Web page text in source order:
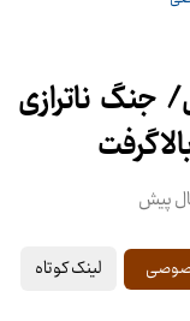
جنگ ناترازی
لینک کوتاه